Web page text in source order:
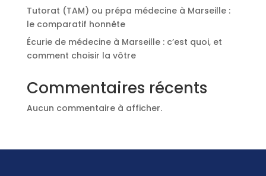
Tutorat (TAM) ou prépa médecine à Marseille :
le comparatif honnête
Écurie de médecine à Marseille : c’est quoi, et
comment choisir la vôtre
Commentaires récents
Aucun commentaire à afficher.